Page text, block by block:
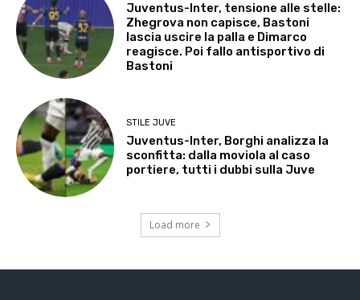
Juventus-Inter, tensione alle stelle:
Zhegrova non capisce, Bastoni
lascia uscire la palla e Dimarco
reagisce. Poi fallo antisportivo di
Bastoni
STILE JUVE
Juventus-Inter, Borghi analizza la
sconfitta: dalla moviola al caso
portiere, tutti i dubbi sulla Juve
Load more